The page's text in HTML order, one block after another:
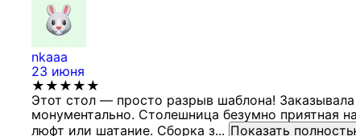
nkaaa
23 июня
★★★★★
Этот стол — просто разрыв шаблона!
монументально. Столешница безумно приятная
люфт или шатание. Сборка з... Показать